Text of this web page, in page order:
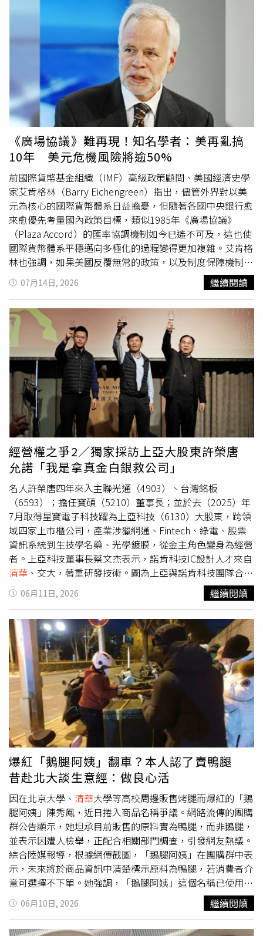
在越戰及阿富汗戰爭等「永無止盡的戰爭」中，所付出的政
治代價相提並論。美軍15日指出，他們發動了1波歷時90分
鐘的精準打擊，並稱此舉已「進一步削弱伊朗攻擊荷姆茲海
峽商業航運的能力。」伊朗官員則表示，美軍最新一波夜間
空襲造成超過260人受傷，也破壞了雙方上個月達成的停火
協議。堅稱自己掌控荷姆茲海峽的德黑蘭，則對約旦、巴林
及科威特的美軍資產發動報復性無人機與飛彈攻擊，並誓言
「在美國停止侵略之前」，這條水道將持續關閉。對美國而
言，這場衝突代價高昂且成果有限，再次讓華府面臨1項既
複雜又熟悉的兩難困境。川普此前已威脅，若伊朗拒絕重返
談判桌，美軍攻擊目標將擴大至發電廠及橋梁等基礎設施。
他也將此次衝突與長達19年的越戰相比，並於4月接受美國
財經媒體《CNBC》訪問時表示，如果當年是他擔任總統，
「我會非常快速贏得越戰。」對此，清華 大學戰略與安全研
究中心研究員文晶認為，川普的這番言論同時具有「向伊朗
釋放強硬訊號，以及安撫國內選民」的雙重目的，尤其是在
11月期中選舉（Midterm Elections）之前。她分析：「美
國不希望深陷泥淖，但即使擁有壓倒性的軍事優勢，仍難以
將實力轉化為決定性的勝利。」尤其美國主導的攻擊迄今既
未推翻伊朗政權，也未能解決伊朗核問題。蘭州大學阿富汗
研究中心主任朱永彪同樣警告，華府已開始出現「陷入泥
淖」的跡象，只不過與越戰或阿富汗戰爭有所不同，「這場
衝突未必會持續那麼久，因為從川普到美軍高層，美國內部
仍保持一定程度的警惕，也不願再次深陷其中。這種認知有
助於避免重蹈過去的錯誤。」不過，他也指出，美國要抽身
依然十分困難，因為華府既不願認輸，也希望在荷姆茲海峽
取得戰略利益，同時期待其他海權國家共同分擔壓力。文晶
亦強調：「將目前局勢比喻為越戰泥淖並非危言聳聽。如果
伊朗不按照美國預期行事，美國下一步該怎麼辦？這確實是
非常棘手的問題。」兩位學者都指出，雖然目前衝突與越戰
不同，尤其是美軍沒有部署大規模地面部隊，但仍存在幾項
重要的相似之處，包括對手具有強烈的意識形態動機、極高
的成本承受能力，以及能夠施加非對稱壓力。朱永彪認為，
伊朗能夠長期承受外部壓力，是數十年來與美國對抗所累積
形成的結構性、意識形態與制度性因素共同作用的結果，
「伊朗至少是一個中等強國，也可以說是地區大國。這類國
家天生就具備來自歷史、宗教、民族認同，以及經濟與地理
縱深所形成的韌性，這些因素都賦予伊朗極大的持久力。」
朱永彪特別提到，伊朗伊斯蘭共和國內部的什葉派政治文
化，尤其是犧牲與殉道敘事，以及美國長年主導的制裁，都
塑造出他所形容的堅韌民族性格。他補充，伊朗在與華府歷
次對抗過程中逐步取得的成果，尤其是自2月28日美以聯軍
發動偷襲以來，被視為一連串的「勝利」，更進一步強化德
黑蘭持續抵抗的決心與信心。文晶則認為，伊朗政治制度本
身也是其韌性的另1項重要來源，「即使像最高領袖阿里哈
米尼（Ayatollah Ali Khamenei）這樣的高層領導人遭到擊
殺，伊朗國內政治依然維持穩定，外交政策也保持一致。」
她補充，伊朗的立法、行政及司法體系都相當多元且穩健，
領導層交替並未導致國家體制崩潰，「這種韌性的根本原
因，在於伊朗的內政與外交都不依賴任何單一個人。伊朗擁
有相對成熟的制度機制，使強硬派與務實派能夠迅速在新的
權力架構中找到平衡，而這些制度安排正是伊朗韌性的根本
來源。」文晶還分析，伊朗透過一系列地區盟友與代理人網
路，持續在黎巴嫩、伊拉克、葉門等地維持強大影響力，這
個體系通常被稱為「抵抗軸心」（Axis of Resistance），其
中包括黎巴嫩什葉派政黨及武裝組織真主黨
（Hezbollah），「雖然這個代理人與盟友網路近年來因戰
場失利而受到削弱，但它依然分散且維持成本低廉，因此仍
然是伊朗極具價值的重要戰略資產，尤其足以增加美國及其
盟友削弱伊朗區域影響力的難度。」而文晶與朱永彪也都認
為，荷姆茲海峽仍是伊朗整體戰略的核心。文晶稱：「它不
只是能源運輸通道，更是1種拒止威懾。」她指出，伊朗其
實不需要完全封鎖海峽，只要讓市場相信存在中斷風險，就
足以造成戰略壓力，使市場動盪並提高對手成本。朱永彪則
將這條水道形容為1項談判籌碼，認為荷姆茲海峽如今已成
為雙方短期戰略利益的焦點，同時也讓德黑蘭在談判中擁有
《廣場協議》難再現！知名學者：美再亂搞
10年 美元危機風險將逾50%
前國際貨幣基金組織（IMF）高級政策顧問、美國經濟史學
家艾肯格林（Barry Eichengreen）指出，儘管外界對以美
元為核心的國際貨幣體系日益擔憂，但隨著各國中央銀行愈
來愈優先考量國內政策目標，類似1985年《廣場協議》
（Plaza Accord）的匯率協調機制如今已遙不可及，這也使
國際貨幣體系平穩邁向多極化的過程變得更加複雜。艾肯格
林也強調，如果美國反覆無常的政策，以及制度保障機制持
續削弱的情況再持續10年，市場對美元失去信心，並爆發突
發性危機的機率將超過50%。據《南華早報》報導，艾肯格
林於1996年出版的著作《資本全球化：一部國際貨幣體系
史》至今仍被視為國際貨幣體系歷史研究中最具權威性的著
作。他10日在1場北京學術組織「政府與市場經濟學國際學
會」（SAGE），及
大學「中國經濟實踐與思想研究
院」（ACCEPT）共同舉辦的線上演講中表示：「我不認為
像1985年《廣場協議》那樣的安排……能夠在21世紀重
現。」據悉，《廣場協議》在歷史上被廣泛視為國際貨幣協
調的重要里程碑，當年主要經濟體透過協調一致的匯率行
動，共同促使美元貶值。目前任教於美國加州大學柏克萊分
校（University of California, Berkeley）經濟學與政治學教
授的艾肯格林表示，他支持建立1個更加多極化的國際貨幣
體系，使其「更符合」當今全球經濟已呈現多極化的本質。
不過，他認為，這樣的轉型將比過去更難以協調。艾肯格林
解釋，各國中央銀行對於何謂適當政策抱持「截然不同的看
法」，而且其法定職責主要是追求物價穩定、充分就業等國
內政策目標，因此幾乎沒有空間推動大規模、類似《廣場協
議》式的國際政策協調。他也認為，愈來愈多因素正在侵蝕
市場對美元主導國際貨幣體系的信心，包括美國財政債務持
續攀升、聯準會（Fed）的政策獨立性受到威脅、金融監管
鬆綁、關稅政策，以及美國與地緣政治盟友的關係遭到削弱
等。艾肯格林更勾勒出未來可能出現的2種情境：第1種是美
元逐漸失去優勢，國際貨幣體系循序漸進轉向更加多極化的
局面；第2種則是在具有公信力的替代方案尚未成熟之前，
市場便突然失去對美元的信心，引發混亂。他進一步示警，
「我們現在了解到的是，第2種情境，也就是市場突然喪失
對美元信心的可能性……比幾年前我們想像的還要高。」艾
肯格林強調，如果美國總統川普（Donald Trump）及其後
續繼任者，未來10年仍持續推行如今這種「反覆無常的政
策」，那麼上述風險將升高至超過50%。近年來，隨著各界
愈來愈擔憂美國的經濟制裁、金融工具「武器化」
（weaponisation），再加上美國財政前景的惡化，「去美
元化」（de-dollarisation）的討論聲浪也愈來愈高，促使
不少國家尋求增加替代性貨幣的使用，其中歐元與人民幣經
常被視為可能挑戰美元主導地位的替代選項。雖然艾肯格林
認為，目前無論是歐元還是人民幣，都尚未準備好取代美元
的國際地位，但他表示，歐洲與中國都有動機進一步提升各
自貨幣的國際角色。然而，他也指出，沒有人希望全球金融
市場因為貨幣體系轉型失序而陷入動盪。他同時駁斥了北京
可能透過大規模拋售美國國債作為施壓工具的說法，「中國
政府了解，如果真的這麼做，將可能顛覆全球金融體系」，
這樣的結果不僅會傷害美國，也會損害中國自身利益，「穩
定……以及非常循序漸進的過渡轉型，符合所有人的利
益。」
07月14日, 2026 繼續閱讀
經營權之爭2／獨家採訪上亞大股東許榮唐
允諾「我是拿真金白銀救公司」
名人許榮唐四年來入主聯光通（4903）、台灣銘板
（6593）；擔任寶碩（5210）董事長；並於去（2025）年
7月取得星寶電子科技躍為上亞科技（6130）大股東，跨領
域四家上市櫃公司，產業涉獵網通、Fintech、綠電、股票
資訊系統到生技學名藥、光學鍍膜，從金主角色變身為經營
者。上亞科技董事長蔡文杰表示，諾肯科技IC設計人才來自
清華 、交大，著重研發技術。圖為上亞與諾肯科技團隊合
影。（圖／上亞科技提供）許榮唐向來低調，鮮少公開說
話，近期因為上亞科技法人董事更換、改選董事長而成為新
聞焦點。CTWANT獨家採訪到許榮唐，他親上火線告訴記
者，「我的團隊進來，不是來玩金錢遊戲的，我是拿『真金
白銀』來救公司的！」對於外界種種臆測，許榮唐直球對決
說，「現在太多眼睛巴巴盯著看我們，漏氣不起的！你們拭
目以待！」翻開這四家公司過去的經營歷史，涉及到高層私
開億元本票、退票風波、假合約真掏空、涉博弈洗錢400億
元、炒股案等遭到司法調查，樁樁負面消息，而許榮唐入主
更讓外界多有想像。CTWANT進一步盤整，新經營團隊在櫃
買中心等主管機關高度關切下，啟動內部稽核清查帳冊，重
新建立業務營收引擎，用財務數據來說話；同時也透過法律
途徑捍衛公司資產，穩定職場軍心等祭出各種公司治理策
略。「說句實在話，外界都傳我愛買殼、到處插旗，但你攤
開來看，我們進去這些公司之前，那些『前朝』的經營團隊
都在搞什麼？不是掏空、洗錢，就是想炒作股票、自肥、都
把公司當提款機，弄得一團糟，卡了一堆司法弊案！這些都
是人家不敢碰的爛攤子啊。」許榮唐如是告訴CTWANT記
者。寶碩董事長許榮唐低調，首度接受CTWANT採訪，透露
他與團隊入主四家上市櫃公司的經營理念。（圖／上亞科技
提供）許榮唐說，「錢砸下去之後，第一件事就是找真正懂
又正派經營、誠實守規矩的專業經理人來，像蔡文杰董事長
這樣的人才」「守法律法規是最基本，但要跟我一樣，每天
都要『想盡辦法』給公司賺錢！我都交代，一定要快點給股
東分紅分股利！」記者追問，到底要如何讓一家公司轉虧為
06月11日, 2026 繼續閱讀
爆紅「鵝腿阿姨」翻車？本人認了賣鴨腿
昔赴北大談生意經：做良心活
因在北京大學、 清華大學等高校周邊販售烤腿而爆紅的「鵝
腿阿姨」陳秀鳳，近日捲入商品名稱爭議。網路流傳的團購
群公告顯示，她坦承目前販售的原料實為鴨腿，而非鵝腿，
並表示因遭人檢舉，正配合相關部門調查，引發網友熱議。
綜合陸媒報導，根據網傳截圖，「鵝腿阿姨」在團購群中表
示，未來將於商品資訊中清楚標示原料為鴨腿，若消費者介
意可選擇不下單。她強調，「鵝腿阿姨」這個名稱已使用10
多年，並不存在欺詐行為。陳秀鳳因在北京大學、清華大學
等高校周邊販售烤腿爆紅。（圖／翻攝自微博）媒體致電團
購平台聯絡電話查證時，「鵝腿阿姨」本人接聽後將電話轉
06月10日, 2026 繼續閱讀